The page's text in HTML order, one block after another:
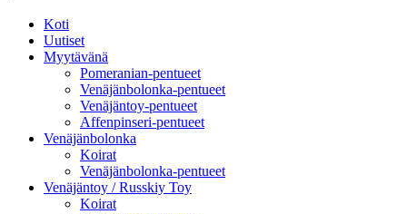
Koti
Uutiset
Myytävänä
Pomeranian-pentueet
Venäjänbolonka-pentueet
Venäjäntoy-pentueet
Affenpinseri-pentueet
Venäjänbolonka
Koirat
Venäjänbolonka-pentueet
Venäjäntoy / Russkiy Toy
Koirat